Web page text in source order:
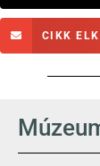
CIKK